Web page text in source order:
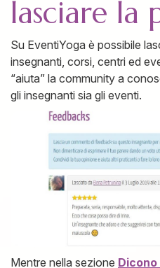
lasciare la
Su EventiYoga è possibile
insegnanti, corsi, centri ed
“aiuta” la community a
gli insegnanti sia gli eventi.
Mentre nella sezione Dicono